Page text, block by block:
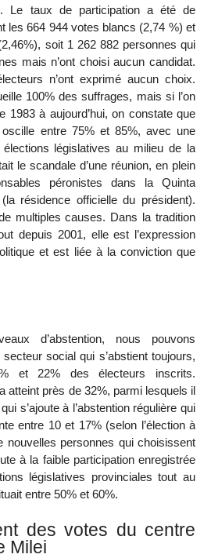
Le taux de participation a été de
les 664 944 votes blancs (2,74 %) et
soit 1 262 882 personnes qui
mais n’ont choisi aucun candidat.
n’ont exprimé aucun choix.
100% des suffrages, mais si l’on
1983 à aujourd’hui, on constate que
entre 75% et 85%, avec une
législatives au milieu de la
le scandale d’une réunion, en plein
péronistes dans la Quinta
résidence officielle du président).
multiples causes. Dans la tradition
depuis 2001, elle est l’expression
et est liée à la conviction que
d’abstention, nous pouvons
social qui s’abstient toujours,
et 22% des électeurs inscrits.
atteint près de 32%, parmi lesquels il
s’ajoute à l’abstention régulière qui
entre 10 et 17% (selon l’élection à
nouvelles personnes qui choisissent
à la faible participation enregistrée
législatives provinciales tout au
entre 50% et 60%.
des votes du centre
Milei